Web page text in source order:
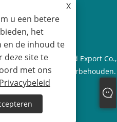
Shimao Import and Export Co.,
- Alle rechten voorbehouden.
XML Privacybeleid
X
u een betere
het
en de inhoud te
deze site te
met ons
Privacybeleid